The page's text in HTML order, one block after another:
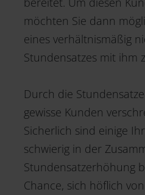
möchten Sie dann
eines verhältnismäßig
Stundensatzes mit ihm
Durch die
gewisse Kunden
Sicherlich sind einige
schwierig in der
Stundensatzerhöhung
Chance, sich höflich